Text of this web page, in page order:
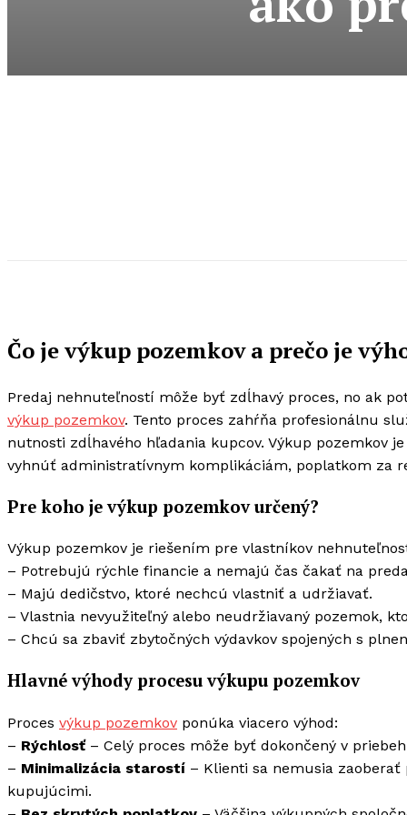
Čo je výkup pozemkov a prečo je
Predaj nehnuteľností môže byť zdĺhavý proces, no ak
výkup pozemkov. Tento proces zahŕňa profesionálnu
nutnosti zdĺhavého hľadania kupcov. Výkup pozemkov
vyhnúť administratívnym komplikáciám, poplatkom za
Pre koho je výkup pozemkov určený?
Výkup pozemkov je riešením pre vlastníkov
– Potrebujú rýchle financie a nemajú čas čakať na
– Majú dedičstvo, ktoré nechcú vlastniť a udržiavať.
– Vlastnia nevyužiteľný alebo neudržiavaný pozemok,
– Chcú sa zbaviť zbytočných výdavkov spojených s
Hlavné výhody procesu výkupu pozemkov
Proces výkup pozemkov ponúka viacero výhod:
– Rýchlosť– Celý proces môže byť dokončený v
– Minimalizácia starostí – Klienti sa nemusia
kupujúcimi.